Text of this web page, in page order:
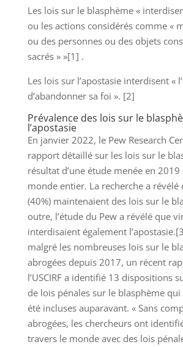
Les lois sur le blasphème «
ou les actions considérés comme «
ou des personnes ou des objets
sacrés » »[1] .
Les lois sur l’apostasie interdisent «
d’abandonner sa foi ». [2]
Prévalence des lois sur le
l’apostasie
En janvier 2022, le Pew Research
rapport détaillé sur les lois sur le
résultat d’une étude menée en
monde entier. La recherche a révélé
(40%) maintenaient des lois sur le
outre, l’étude du Pew a révélé que
interdisaient également
malgré les nombreuses lois sur le
abrogées depuis 2017, un récent
l’USCIRF a identifié 13 dispositions
de lois pénales sur le blasphème qui
été incluses auparavant. « Sans
abrogées, les chercheurs ont
travers le monde avec des lois